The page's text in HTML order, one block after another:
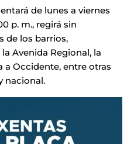
de lunes a viernes
p. m., regirá sin
de los barrios,
Avenida Regional, la
a Occidente, entre otras
nacional.